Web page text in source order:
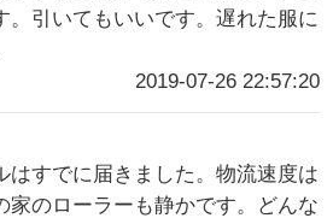
。引いてもいいです。遅れた服に
2019-07-26 22:57:20
はすでに届きました。物流速度は
家のローラーも静かです。どんな